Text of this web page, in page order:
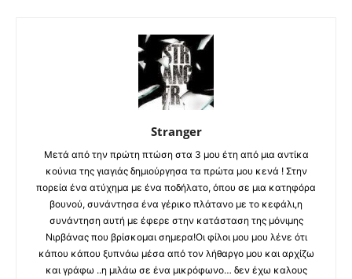
Stranger
Μετά από την πρώτη πτώση στα 3 μου έτη από μια αντίκα
κούνια της γιαγιάς δημιούργησα τα πρώτα μου κενά ! Στην
πορεία ένα ατύχημα με ένα ποδήλατο, όπου σε μια κατηφόρα
βουνού, συνάντησα ένα γέρικο πλάτανο με το κεφάλι,η
συνάντηση αυτή με έφερε στην κατάσταση της μόνιμης
Νιρβάνας που βρίσκομαι σημερα!Οι φίλοι μου μου λένε ότι
κάπου κάπου ξυπνάω μέσα από τον λήθαργο μου και αρχίζω
και γράφω ..η μιλάω σε ένα μικρόφωνο… δεν έχω καλους